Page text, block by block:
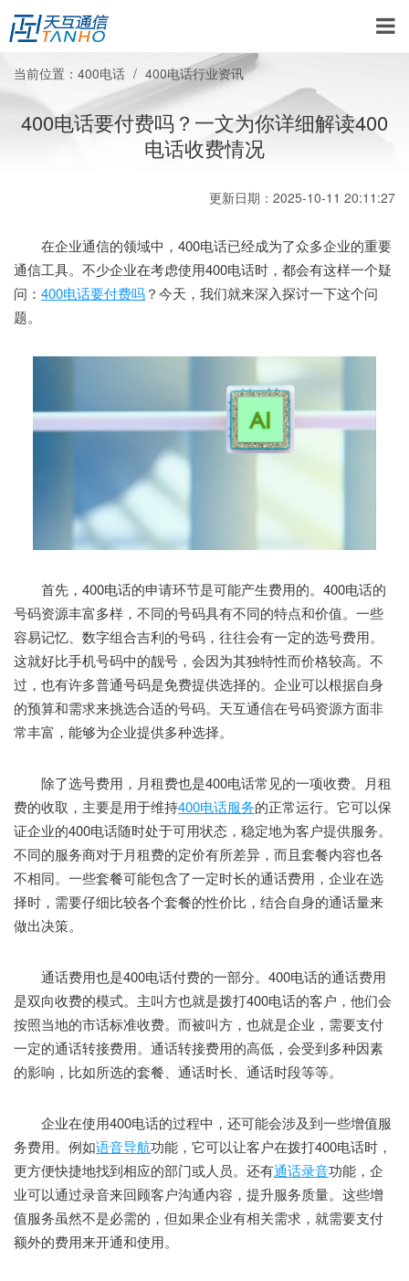
当前位置： 400电话 400电话行业资讯
400电话要付费吗？一文为你详细解读400
电话收费情况
更新日期：2025-10-11 20:11:27
在企业通信的领域中，400电话已经成为了众多企业的重要
通信工具。不少企业在考虑使用400电话时，都会有这样一个疑
问： 400电话要付费吗？今天，我们就来深入探讨一下这个问
题。
首先，400电话的申请环节是可能产生费用的。400电话的
号码资源丰富多样，不同的号码具有不同的特点和价值。一些
容易记忆、数字组合吉利的号码，往往会有一定的选号费用。
这就好比手机号码中的靓号，会因为其独特性而价格较高。不
过，也有许多普通号码是免费提供选择的。企业可以根据自身
的预算和需求来挑选合适的号码。天互通信在号码资源方面非
常丰富，能够为企业提供多种选择。
除了选号费用，月租费也是400电话常见的一项收费。月租
费的收取，主要是用于维持400电话服务的正常运行。它可以保
证企业的400电话随时处于可用状态，稳定地为客户提供服务。
不同的服务商对于月租费的定价有所差异，而且套餐内容也各
不相同。一些套餐可能包含了一定时长的通话费用，企业在选
择时，需要仔细比较各个套餐的性价比，结合自身的通话量来
做出决策。
通话费用也是400电话付费的一部分。400电话的通话费用
是双向收费的模式。主叫方也就是拨打400电话的客户，他们会
按照当地的市话标准收费。而被叫方，也就是企业，需要支付
一定的通话转接费用。通话转接费用的高低，会受到多种因素
的影响，比如所选的套餐、通话时长、通话时段等等。
企业在使用400电话的过程中，还可能会涉及到一些增值服
务费用。例如语音导航功能，它可以让客户在拨打400电话时，
更方便快捷地找到相应的部门或人员。还有通话录音功能，企
业可以通过录音来回顾客户沟通内容，提升服务质量。这些增
值服务虽然不是必需的，但如果企业有相关需求，就需要支付
额外的费用来开通和使用。